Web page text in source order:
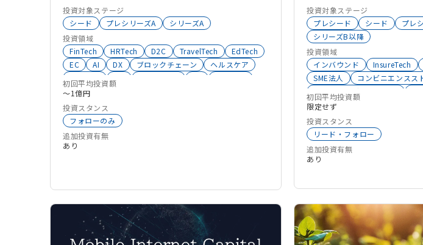
オープンイノベーション
ESG
ロボティクス CVC
SalesTech
シェアリングエコノミー
AgriTech
クラウドサービス
ClimateTech
ウェルビーイング
モビリティ
コミュニティ
生成系AI
サプライチェーン
投資対象ステージ
シード
プレシリーズA
シリーズA
投資領域
FinTech
HRTech D2C TravelTech
EdTech
EC
AI DX ブロックチェーン
ヘルスケア
エンタメ
ロボティクス
物流
MaaS
AgeTech
SaaS
初回平均投資額
〜1億円
投資スタンス
フォローのみ
追加投資有無
あり
多様化、ライフスタイルの変
変わりつつあります。数年
うな未来が待っているかわか
は、そうした世の中の変化や
ニーズに柔軟に対応し、「時
ること」を目指します。これ
安心で使いやすく、世の中に
利さを提供してまいります。
投資対象ステージ
プレシード
シード プレ
シリーズB以降
投資領域
インバウンド
InsureTech
SME法人
コンビニエンスス
シェアリングエコノミー
SaaS
Web3
MaaS
大学発スタートアップ
初回平均投資額
限定せず
投資スタンス
リード・フォロー
追加投資有無
あり